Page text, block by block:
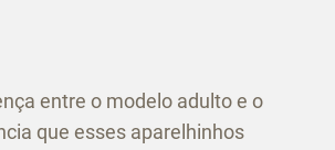
entre o modelo adulto e o
que esses aparelhinhos